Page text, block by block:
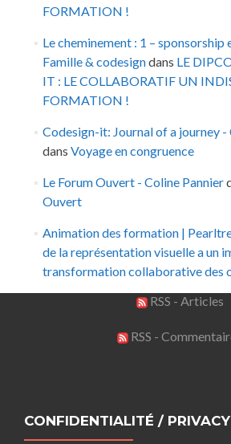
FORMATION !
Le cheminement : 1 – sponsorship
Famille & codesigndans LE
IT : LE COLLABORATIF UN
FORMATION !
Codesign-it: Journal of a journey -
dans Voyage en congruence
Le Forum Ouvert - Coline Pannier
Ouvert
Animation des formation |
de la représentation visuelle a un
transformation collaborative des
RSS - Articles
RSS -
CONFIDENTIALITÉ / PRIVACY